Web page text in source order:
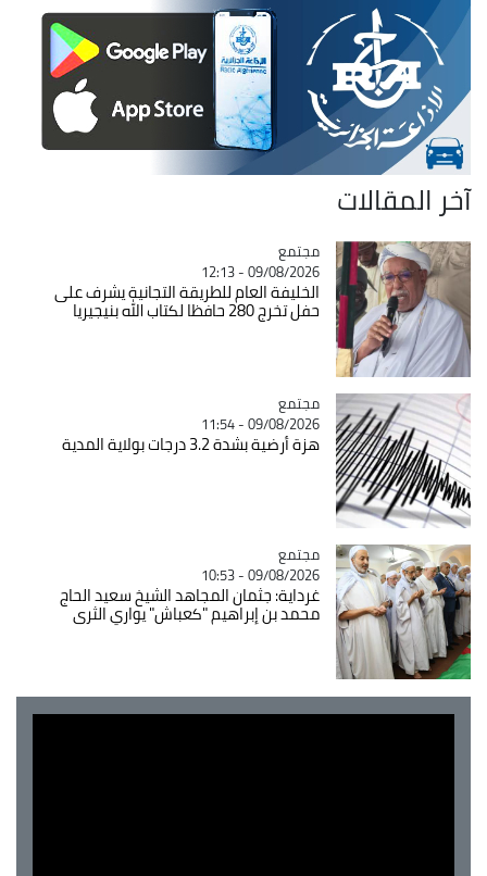
آخر المقالات
Catégorie
مجتمع
09/08/2026 - 12:13
الخليفة العام للطريقة التجانية يشرف على
حفل تخرج 280 حافظا لكتاب الله بنيجيريا
Catégorie
مجتمع
09/08/2026 - 11:54
هزة أرضية بشدة 3.2 درجات بولاية المدية
Catégorie
مجتمع
09/08/2026 - 10:53
غرداية: جثمان المجاهد الشيخ سعيد الحاج
محمد بن إبراهيم "كعباش" يواري الثرى